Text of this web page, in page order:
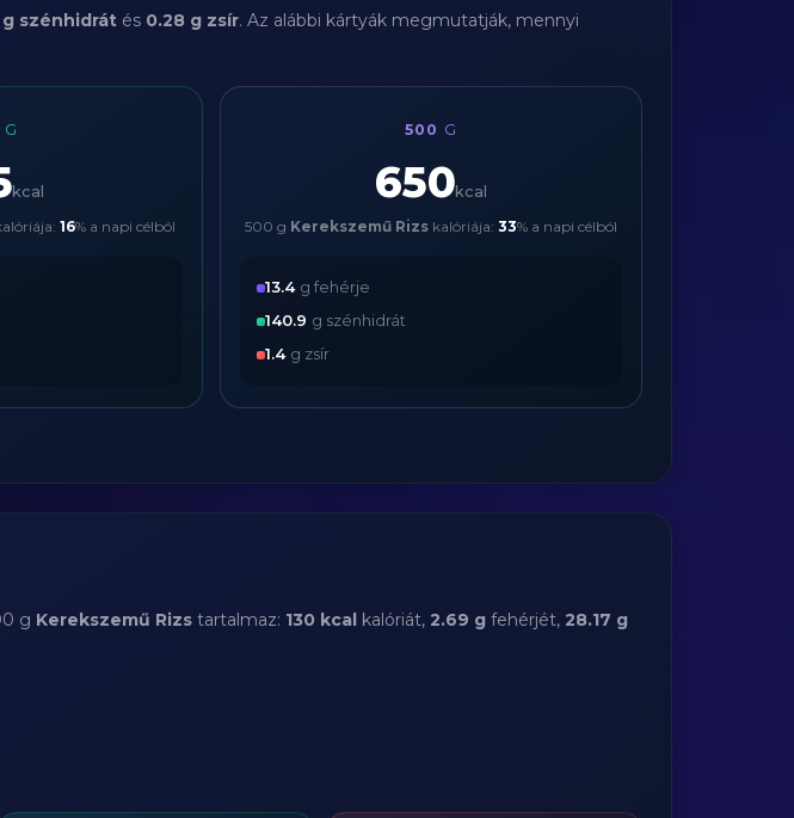
g szénhidrát és 0.28 g zsír. Az alábbi kártyák megmutatják, mennyi
G
kcal
16% a napi célból
500 G
650kcal
500 g Kerekszemű Rizs kalóriája: 33% a napi célból
13.4 g fehérje
140.9 g szénhidrát
1.4 g zsír
g Kerekszemű Rizs tartalmaz: 130 kcal kalóriát, 2.69 g fehérjét, 28.17 g